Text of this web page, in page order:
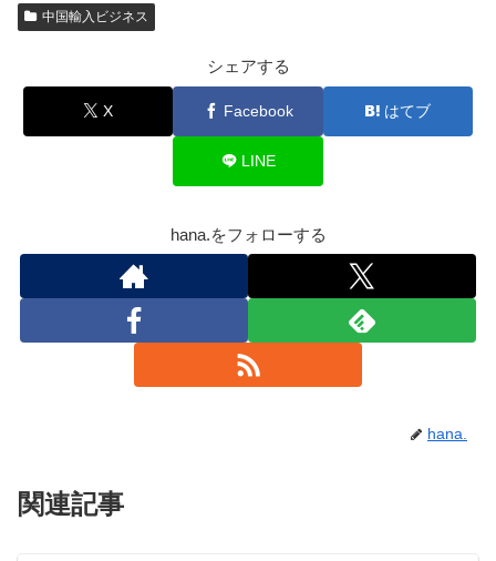
中国輸入ビジネス
シェアする
X Facebook はてブ
LINE
hana.をフォローする
hana.
関連記事